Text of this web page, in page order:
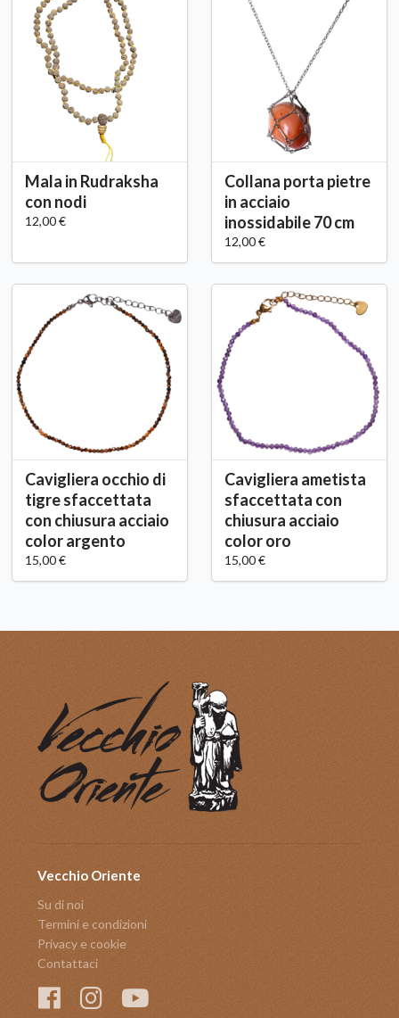
Mala in Rudraksha
con nodi
12,00 €
Collana porta pietre
in acciaio
inossidabile 70 cm
12,00 €
Cavigliera occhio di
tigre sfaccettata
con chiusura acciaio
color argento
15,00 €
Cavigliera ametista
sfaccettata con
chiusura acciaio
color oro
15,00 €
Vecchio Oriente
Su di noi
Termini e condizioni
Privacy e cookie
Contattaci